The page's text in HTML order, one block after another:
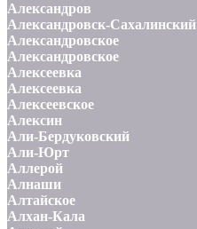
Александров
Александровск-Сахалинский
Александровское
Александровское
Алексеевка
Алексеевка
Алексеевское
Алексин
Али-Бердуковский
Али-Юрт
Аллерой
Алнаши
Алтайское
Алхан-Кала